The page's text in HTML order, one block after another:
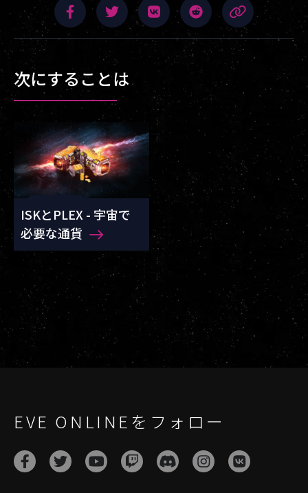
次にすることは
ISKとPLEX - 宇宙で
必要な通貨
EVE ONLINEをフォロー